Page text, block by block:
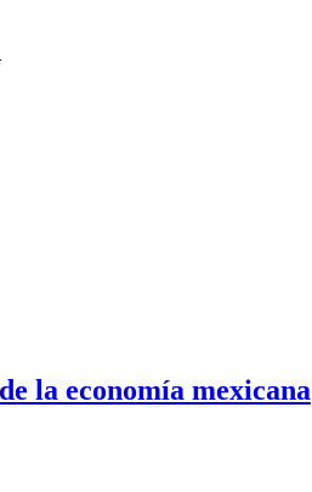
la economía mexicana